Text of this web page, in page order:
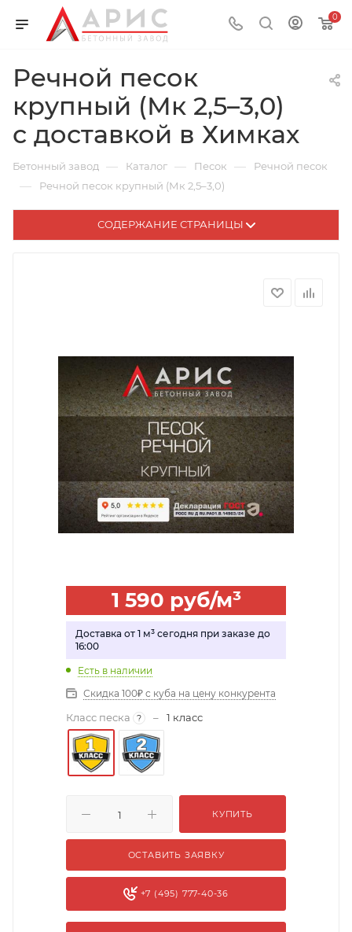
0
Речной песок
крупный (Мк 2,5–3,0)
с доставкой в Химках
Бетонный завод — Каталог — Песок — Речной песок
— Речной песок крупный (Мк 2,5–3,0)
СОДЕРЖАНИЕ СТРАНИЦЫ
1 590 руб/м³
Доставка от 1 м³ сегодня при заказе до
16:00
Есть в наличии
Скидка 100₽ с куба на цену конкурента
Класс песка ? – 1 класс
КУПИТЬ
ОСТАВИТЬ ЗАЯВКУ
+7 (495) 777-40-36